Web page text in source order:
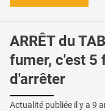
ARRÊT du
fumer, c'est 5
d'arrêter
Actualité publiée il y a 9